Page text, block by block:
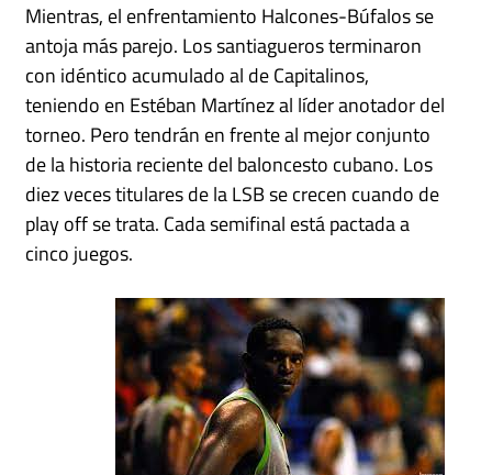
Mientras, el enfrentamiento Halcones-Búfalos se
antoja más parejo. Los santiagueros terminaron
con idéntico acumulado al de Capitalinos,
teniendo en Estéban Martínez al líder anotador del
torneo. Pero tendrán en frente al mejor conjunto
de la historia reciente del baloncesto cubano. Los
diez veces titulares de la LSB se crecen cuando de
play off se trata. Cada semifinal está pactada a
cinco juegos.